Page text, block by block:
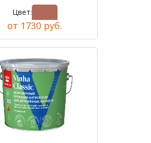
Цвет:
от 1730 руб.